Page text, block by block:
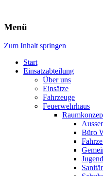
Freiwillige
v.d.H.
Menü
Zum Inhalt springen
Start
Einsatzabteilung
Über uns
Einsätze
Fahrzeuge
Feuerwehrhaus
Büro